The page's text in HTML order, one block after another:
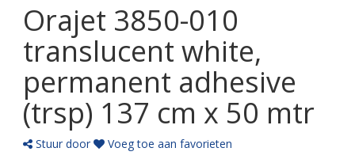
Orajet 3850-010
translucent white,
permanent adhesive
(trsp) 137 cm x 50 mtr
Stuur door Voeg toe aan favorieten